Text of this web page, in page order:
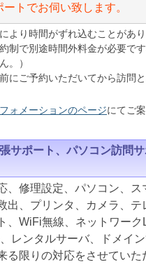
トでお伺い致します。
より時間がずれ込むことがあり
約制で別途時間外料金が必要で
。）
にご予約いただいてから訪問
ォメーションのページにてご
サポート、パソコン訪問
、修理設定、パソコン、ス
出、プリンタ、カメラ、テ
、WiFi無線、ネットワーク
レンタルサーバ、ドメイ
る限りの対応をさせていた